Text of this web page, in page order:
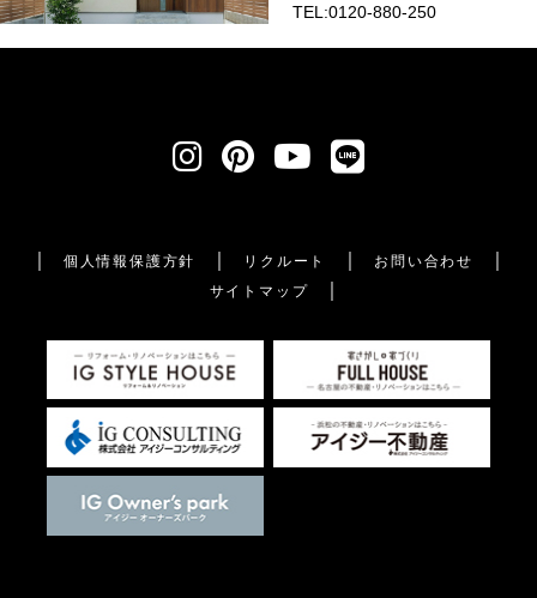
TEL:0120-880-250
個人情報保護方針 リクルート
お問い合わせ
サイトマップ